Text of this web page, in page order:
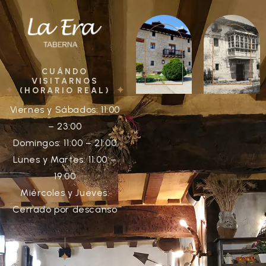
Euskara
English
CUÁNDO
VISITARNOS
(HORARIO REAL)
Viernes y Sábados: 11:00
– 23:00
Domingos: 11:00 – 21:00
Lunes y Martes: 11:00 –
19:00
Miércoles y Jueves:
Cerrado por descanso